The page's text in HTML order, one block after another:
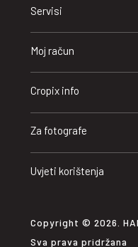
Servisi
Moj račun
Cropix info
Za fotografe
Uvjeti korištenja
Copyright © 2026.
Sva prava pridržana